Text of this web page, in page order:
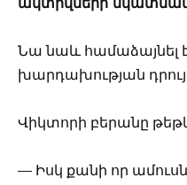
Նա նաև համաձայնել
խարդախության
Վիկտորի բերանը
— Իսկ քանի որ